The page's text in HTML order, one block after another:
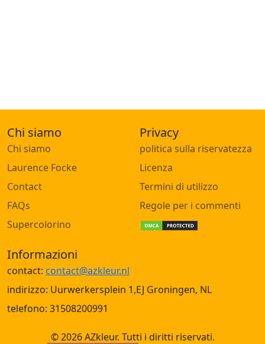
Chi siamo
Chi siamo
Laurence Focke
Contact
FAQs
Supercolorino
Privacy
politica sulla riservatezza
Licenza
Termini di utilizzo
Regole per i commenti
Informazioni
contact: contact@azkleur.nl
indirizzo: Uurwerkersplein 1,EJ Groningen, NL
telefono: 31508200991
© 2026 AZkleur. Tutti i diritti riservati.